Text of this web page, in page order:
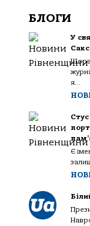
БЛОГИ
У
я...
Є